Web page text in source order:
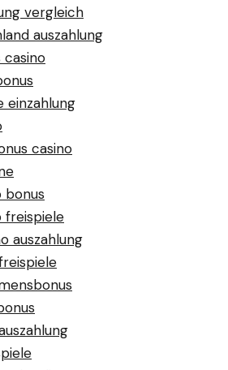
vergleich
auszahlung
einzahlung
casino
bonus
freispiele
auszahlung